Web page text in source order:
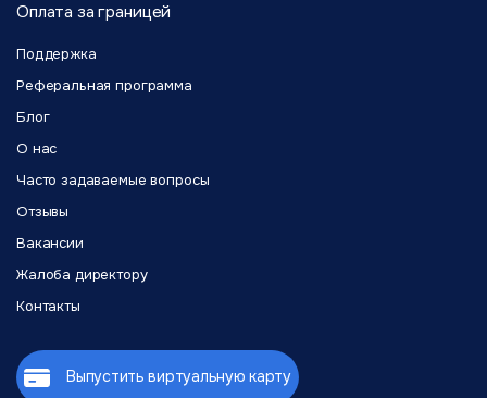
Оплата за границей
Поддержка
Реферальная программа
Блог
О нас
Часто задаваемые вопросы
Отзывы
Вакансии
Жалоба директору
Контакты
Выпустить виртуальную карту